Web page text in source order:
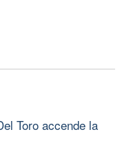
Toro accende la